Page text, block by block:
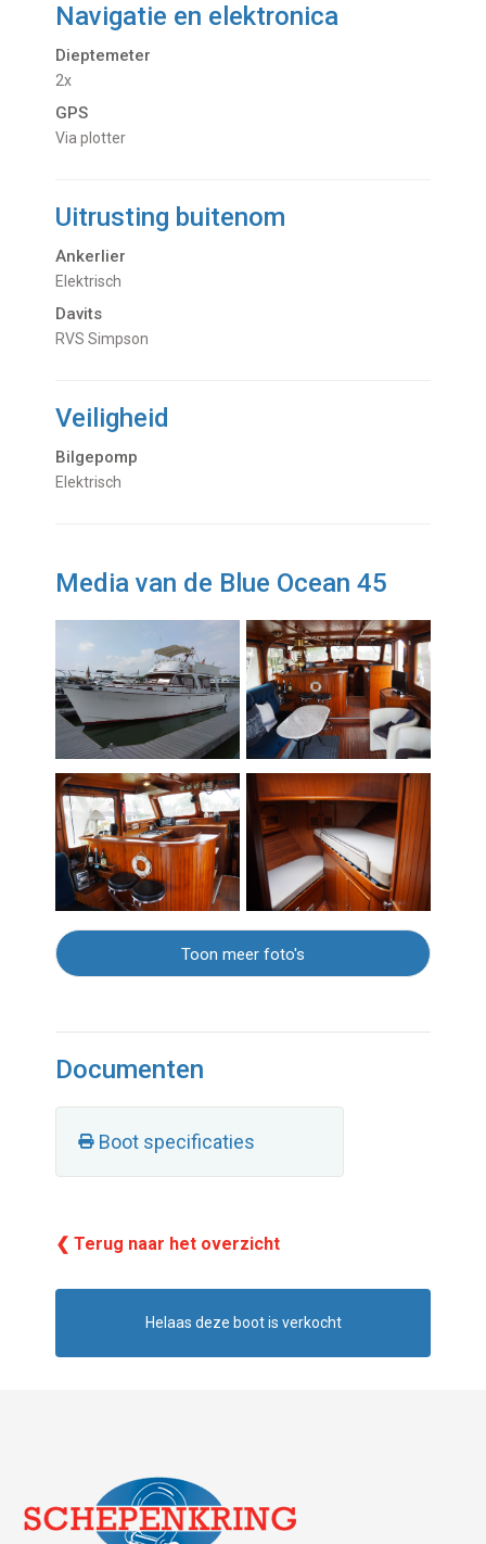
Navigatie en elektronica
Dieptemeter
2x
GPS
Via plotter
Uitrusting buitenom
Ankerlier
Elektrisch
Davits
RVS Simpson
Veiligheid
Bilgepomp
Elektrisch
Media van de Blue Ocean 45
Toon meer foto's
Documenten
Boot specificaties
❮ Terug naar het overzicht
Helaas deze boot is verkocht